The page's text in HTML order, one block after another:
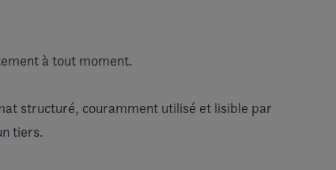
à tout moment.
structuré, couramment utilisé et lisible par
tiers.